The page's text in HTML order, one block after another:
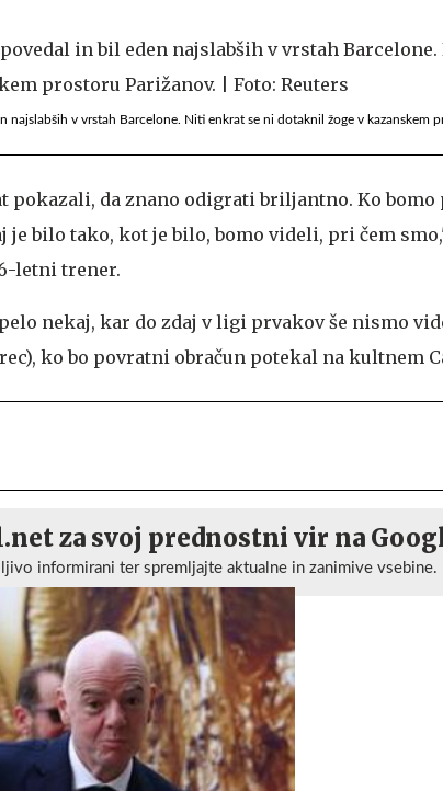
najslabših v vrstah Barcelone. Niti enkrat se ni dotaknil žoge v kazanskem
pokazali, da znano odigrati briljantno. Ko bomo
je bilo tako, kot je bilo, bomo videli, pri čem
letni trener.
nekaj, kar do zdaj v ligi prvakov še nismo
ko bo povratni obračun potekal na kultnem
za svoj prednostni vir na
informirani ter spremljajte aktualne in zanimive vsebine.